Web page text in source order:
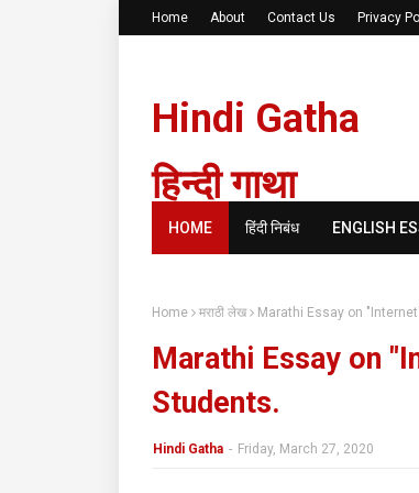
Home About Contact Us Privacy
Hindi Gatha
हिन्दी गाथा
HOME हिंदी निबंध ENGLISH
Home मराठी लेख Marathi Essay on
Marathi Essay on
Students.
Hindi Gatha - Friday, March 27, 2020